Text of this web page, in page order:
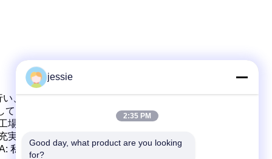
い、製品構造設計、プライベート金型カスタマイズ、製
おり、
金型、二色
場を所有しており、迅速な生産 と
実した設備、優れた金型、完璧な管理、
私たちは輸出部門を持つメーカーです。佛山ゼトゥー包
jessie
2:35 PM
Good day, what product are you looking
for?